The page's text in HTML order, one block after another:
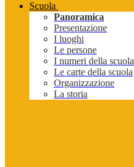
Scuola
Panoramica
Presentazione
I luoghi
Le persone
I numeri della scuola
Le carte della scuola
Organizzazione
La storia